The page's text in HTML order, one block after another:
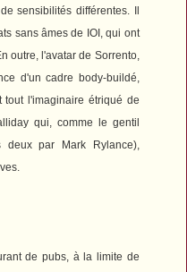
sensibilités différentes. Il
sans âmes de IOI, qui ont
outre, l'avatar de Sorrento,
d'un cadre body-buildé,
tout l'imaginaire étriqué de
qui, comme le gentil
deux par Mark Rylance),
de pubs, à la limite de